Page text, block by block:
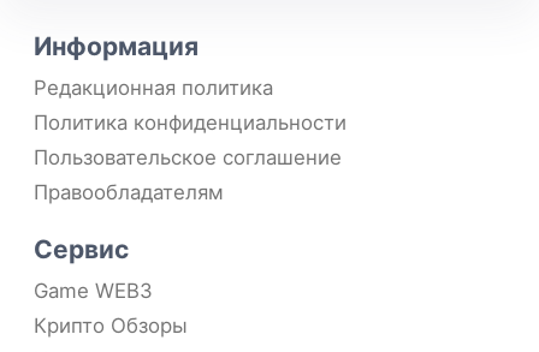
Информация
Редакционная политика
Политика конфиденциальности
Пользовательское соглашение
Правообладателям
Сервис
Game WEB3
Крипто Обзоры